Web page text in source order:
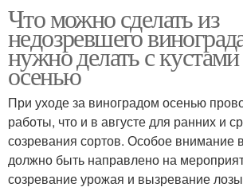
Что можно сделать из
недозревшего
нужно делать с
осенью
При уходе за виноградом осенью
работы, что и в августе для ранних и
созревания сортов. Особое внимание
должно быть направлено на
созревание урожая и вызревание